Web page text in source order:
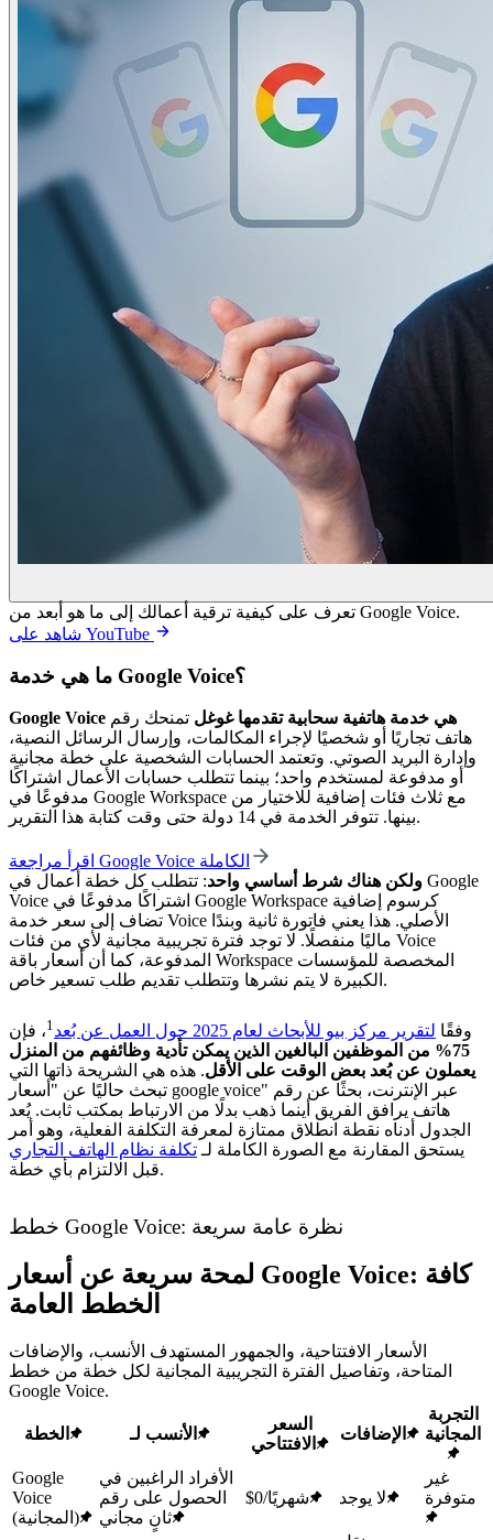
تعرف على كيفية ترقية أعمالك إلى ما هو أبعد من Google Voice.
شاهد على YouTube
ما هي خدمة Google Voice؟
Google Voice هي خدمة هاتفية سحابية تقدمها غوغل تمنحك رقم
هاتف تجاريًا أو شخصيًا لإجراء المكالمات، وإرسال الرسائل النصية،
وإدارة البريد الصوتي. وتعتمد الحسابات الشخصية على خطة مجانية
أو مدفوعة لمستخدم واحد؛ بينما تتطلب حسابات الأعمال اشتراكًا
مدفوعًا في Google Workspace مع ثلاث فئات إضافية للاختيار من
بينها. تتوفر الخدمة في 14 دولة حتى وقت كتابة هذا التقرير.
اقرأ مراجعة Google Voice الكاملة
ولكن هناك شرط أساسي واحد: تتطلب كل خطة أعمال في Google
Voice اشتراكًا مدفوعًا في Google Workspace كرسوم إضافية
تضاف إلى سعر خدمة Voice الأصلي. هذا يعني فاتورة ثانية وبندًا
ماليًا منفصلًا. لا توجد فترة تجريبية مجانية لأي من فئات Voice
المدفوعة، كما أن أسعار باقة Workspace المخصصة للمؤسسات
الكبيرة لا يتم نشرها وتتطلب تقديم طلب تسعير خاص.
وفقًا لتقرير مركز بيو للأبحاث لعام 2025 حول العمل عن بُعد 1، فإن
75% من الموظفين البالغين الذين يمكن تأدية وظائفهم من المنزل
يعملون عن بُعد بعض الوقت على الأقل. هذه هي الشريحة ذاتها التي
تبحث حاليًا عن "أسعار google voice" عبر الإنترنت، بحثًا عن رقم
هاتف يرافق الفريق أينما ذهب بدلًا من الارتباط بمكتب ثابت. يُعد
الجدول أدناه نقطة انطلاق ممتازة لمعرفة التكلفة الفعلية، وهو أمر
يستحق المقارنة مع الصورة الكاملة لـ تكلفة نظام الهاتف التجاري
قبل الالتزام بأي خطة.
خطط Google Voice: نظرة عامة سريعة
لمحة سريعة عن أسعار Google Voice: كافة
الخطط العامة
الأسعار الافتتاحية، والجمهور المستهدف الأنسب، والإضافات
المتاحة، وتفاصيل الفترة التجريبية المجانية لكل خطة من خطط
Google Voice.
الخطة الأنسب لـ
السعر
الافتتاحي
الإضافات
التجربة
المجانية
Google
Voice
(المجانية)
الأفراد الراغبين في
الحصول على رقم
ثانٍ مجاني
$0/شهريًا لا يوجد
غير
متوفرة